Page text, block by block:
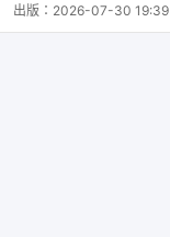
出版： 2026-07-30 19:39